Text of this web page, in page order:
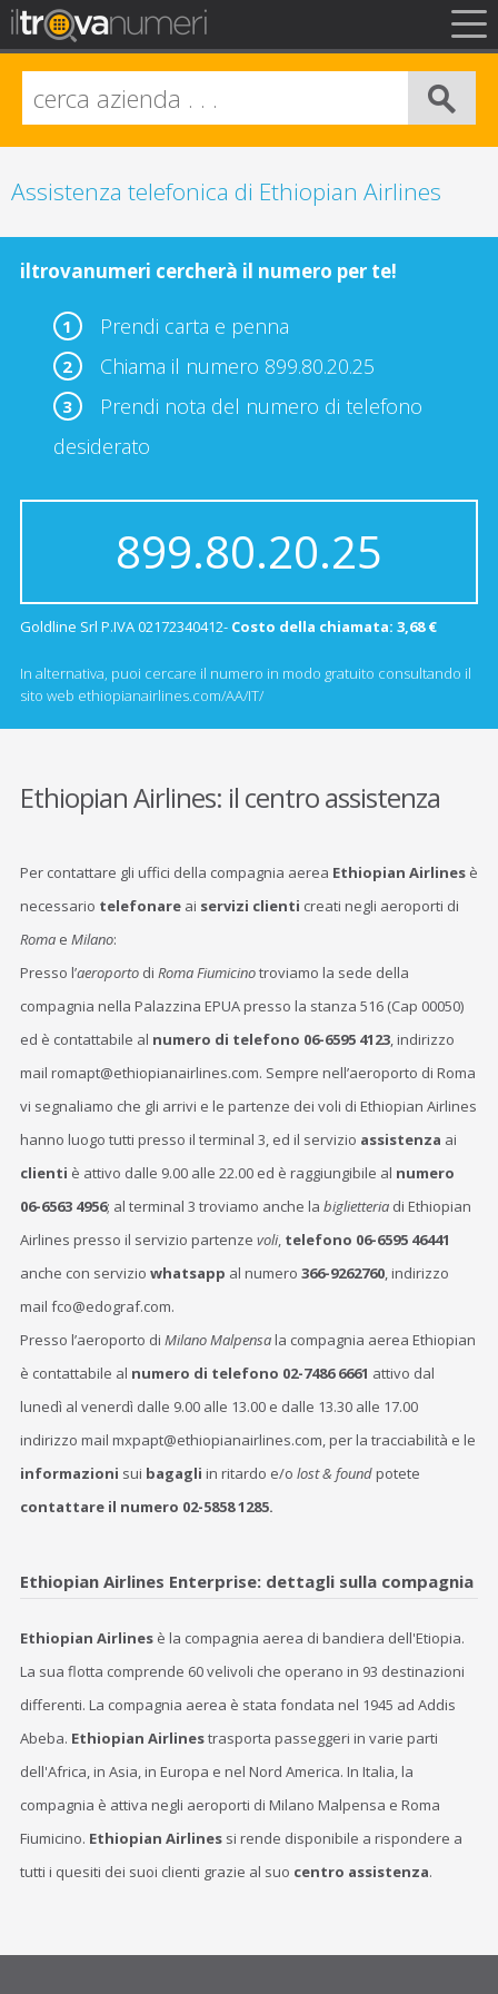
FAQ
Privacy
Info Legali
Assistenza telefonica di Ethiopian Airlines
iltrovanumeri cercherà il numero per te!
1 Prendi carta e penna
2 Chiama il numero 899.80.20.25
3
Prendi nota del numero di telefono
desiderato
899.80.20.25
Goldline Srl P.IVA 02172340412- Costo della chiamata: 3,68 €
In alternativa, puoi cercare il numero in modo gratuito consultando il
sito web ethiopianairlines.com/AA/IT/
Ethiopian Airlines: il centro assistenza
Per contattare gli uffici della compagnia aerea Ethiopian Airlinesè
necessario telefonareai servizi clienti creati negli aeroporti di
Romae Milano:
Presso l’aeroportodi Roma Fiumicinotroviamo la sede della
compagnia nella Palazzina EPUA presso la stanza 516 (Cap 00050)
ed è contattabile al numero di telefono 06-6595 4123, indirizzo
mail romapt@ethiopianairlines.com. Sempre nell’aeroporto di Roma
vi segnaliamo che gli arrivi e le partenze dei voli di Ethiopian Airlines
hanno luogo tutti presso il terminal 3, ed il servizio assistenza ai
clienti è attivo dalle 9.00 alle 22.00 ed è raggiungibile al numero
06-6563 4956; al terminal 3 troviamo anche la biglietteriadi Ethiopian
Airlines presso il servizio partenze voli, telefono 06-6595 46441
anche con servizio whatsapp al numero 366-9262760, indirizzo
mail fco@edograf.com.
Presso l’aeroporto di Milano Malpensala compagnia aerea Ethiopian
è contattabile al numero di telefono 02-7486 6661 attivo dal
lunedì al venerdì dalle 9.00 alle 13.00 e dalle 13.30 alle 17.00
indirizzo mail mxpapt@ethiopianairlines.com, per la tracciabilità e le
informazioni sui bagagli in ritardo e/o lost & foundpotete
contattare il numero 02-5858 1285.
Ethiopian Airlines Enterprise: dettagli sulla compagnia
Ethiopian Airlines è la compagnia aerea di bandiera dell'Etiopia.
La sua flotta comprende 60 velivoli che operano in 93 destinazioni
differenti. La compagnia aerea è stata fondata nel 1945 ad Addis
Abeba. Ethiopian Airlinestrasporta passeggeri in varie parti
dell'Africa, in Asia, in Europa e nel Nord America. In Italia, la
compagnia è attiva negli aeroporti di Milano Malpensa e Roma
Fiumicino. Ethiopian Airlines si rende disponibile a rispondere a
tutti i quesiti dei suoi clienti grazie al suo centro assistenza.